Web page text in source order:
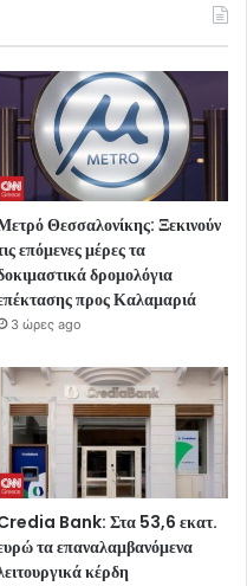
Θεσσαλονίκης: Ξεκινούν
επόμενες μέρες τα
δρομολόγια
προς Καλαμαριά
3 ώρες ago
Bank: Στα 53,6 εκατ.
τα επαναλαμβανόμενα
κέρδη